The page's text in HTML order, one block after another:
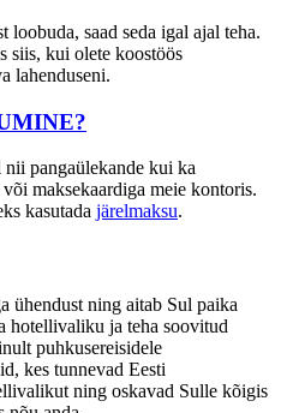
saad seda igal ajal teha.
siis, kui olete koostöös
lahenduseni.
nii pangaülekande kui ka
maksekaardiga meie kontoris.
kasutada järelmaksu.
ühendust ning aitab Sul paika
hotellivaliku ja teha soovitud
puhkusereisidele
kes tunnevad Eesti
ning oskavad Sulle kõigis